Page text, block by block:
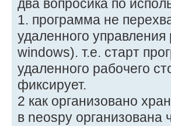
два вопросика по
1. программа не
удаленного
windows). т.е. старт
удаленного рабочего
фиксирует.
2 как организовано
в neospy организована